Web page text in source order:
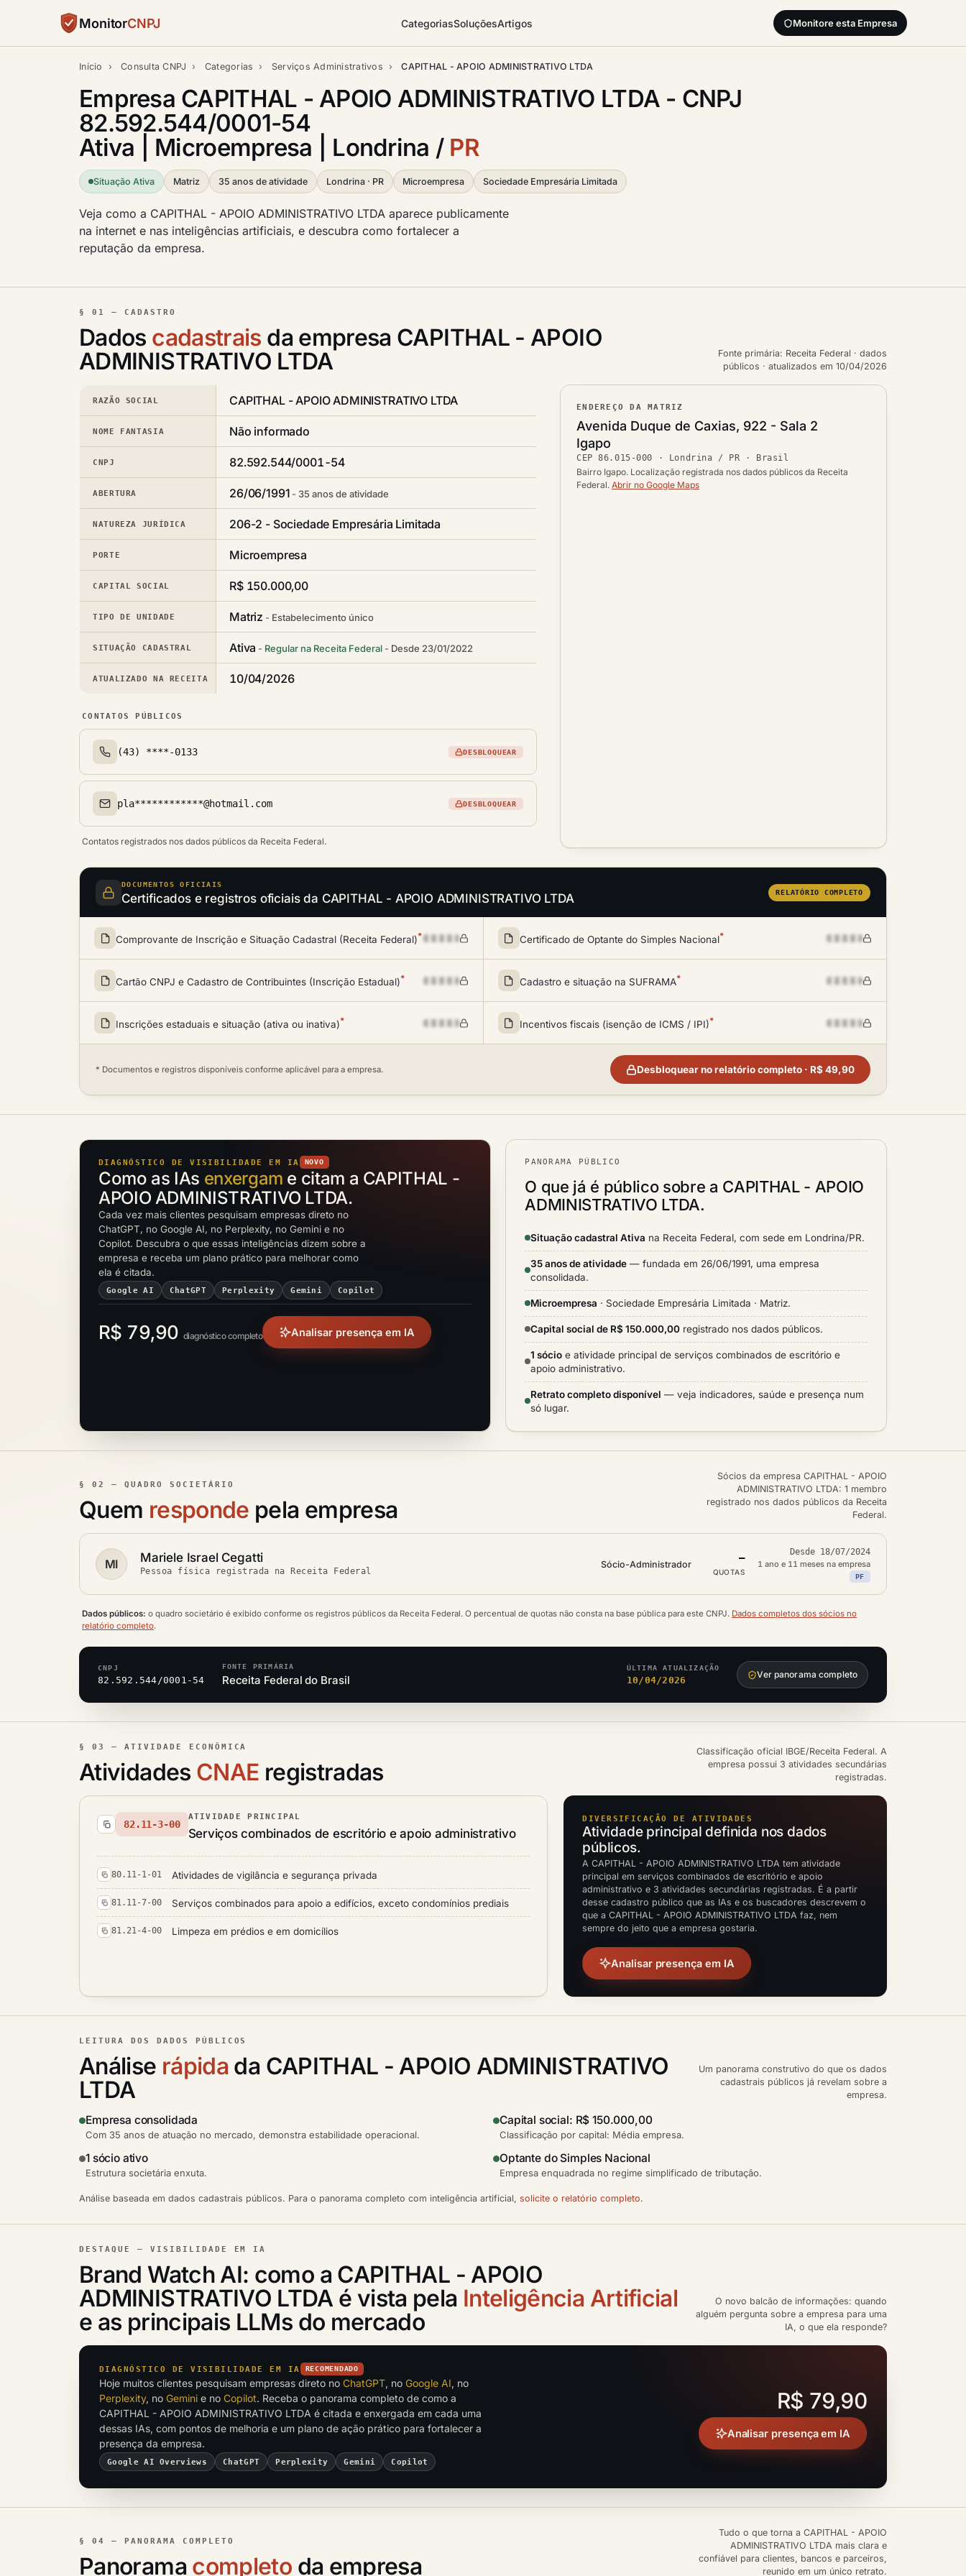
MonitorCNPJ CategoriasSoluçõesArtigos Monitore esta Empresa
Início › Consulta CNPJ › Categorias › Serviços Administrativos › CAPITHAL - APOIO ADMINISTRATIVO LTDA
Empresa CAPITHAL - APOIO ADMINISTRATIVO LTDA - CNPJ
82.592.544/0001-54
Ativa | Microempresa | Londrina / PR
Situação Ativa Matriz 35 anos de atividade Londrina · PR Microempresa Sociedade Empresária Limitada
Veja como a CAPITHAL - APOIO ADMINISTRATIVO LTDA aparece publicamente
na internet e nas inteligências artificiais, e descubra como fortalecer a
reputação da empresa.
§ 01 — CADASTRO
Dados cadastrais da empresa CAPITHAL - APOIO
ADMINISTRATIVO LTDA
Fonte primária: Receita Federal · dados
públicos · atualizados em 10/04/2026
RAZÃO SOCIAL CAPITHAL - APOIO ADMINISTRATIVO LTDA
NOME FANTASIA Não informado
CNPJ 82.592.544/0001-54
ABERTURA 26/06/1991 35 anos de atividade
NATUREZA JURÍDICA 206-2 - Sociedade Empresária Limitada
PORTE Microempresa
CAPITAL SOCIAL R$ 150.000,00
TIPO DE UNIDADE Matriz Estabelecimento único
SITUAÇÃO CADASTRAL Ativa Regular na Receita Federal Desde 23/01/2022
ATUALIZADO NA RECEITA 10/04/2026
CONTATOS PÚBLICOS
Telefone(s)
(43) ****-0133 DESBLOQUEAR
Email(s)
pla************@hotmail.com DESBLOQUEAR
Contatos registrados nos dados públicos da Receita Federal.
ENDEREÇO DA MATRIZ
Logradouro
Avenida Duque de Caxias, 922 - Sala 2
Bairro
Igapo
CEP
CEP86.015-000 ·
Cidade / UF
Londrina / PR · Brasil
Bairro Igapo. Localização registrada nos dados públicos da Receita
Federal. Abrir no Google Maps
DOCUMENTOS OFICIAIS
Certificados e registros oficiais da CAPITHAL - APOIO ADMINISTRATIVO LTDA RELATÓRIO COMPLETO
Comprovante de Inscrição e Situação Cadastral (Receita Federal)* Certificado de Optante do Simples Nacional*
Cartão CNPJ e Cadastro de Contribuintes (Inscrição Estadual)* Cadastro e situação na SUFRAMA*
Inscrições estaduais e situação (ativa ou inativa)* Incentivos fiscais (isenção de ICMS / IPI)*
* Documentos e registros disponíveis conforme aplicável para a empresa. Desbloquear no relatório completo · R$ 49,90
DIAGNÓSTICO DE VISIBILIDADE EM IA NOVO
Como as IAs enxergam e citam a CAPITHAL -
APOIO ADMINISTRATIVO LTDA.
Cada vez mais clientes pesquisam empresas direto no
ChatGPT, no Google AI, no Perplexity, no Gemini e no
Copilot. Descubra o que essas inteligências dizem sobre a
empresa e receba um plano prático para melhorar como
ela é citada.
Google AI ChatGPT Perplexity Gemini Copilot
R$ 79,90 diagnóstico completo Analisar presença em IA
PANORAMA PÚBLICO
O que já é público sobre a CAPITHAL - APOIO
ADMINISTRATIVO LTDA.
Situação cadastral Ativa na Receita Federal, com sede em Londrina/PR.
35 anos de atividade — fundada em 26/06/1991, uma empresa
consolidada.
Microempresa · Sociedade Empresária Limitada · Matriz.
Capital social de R$ 150.000,00 registrado nos dados públicos.
1 sócio e atividade principal de serviços combinados de escritório e
apoio administrativo.
Retrato completo disponível — veja indicadores, saúde e presença num
só lugar.
§ 02 — QUADRO SOCIETÁRIO
Quem responde pela empresa
Sócios da empresa CAPITHAL - APOIO
ADMINISTRATIVO LTDA: 1 membro
registrado nos dados públicos da Receita
Federal.
MI Mariele Israel Cegatti
Pessoa física registrada na Receita Federal
Sócio-Administrador
—
QUOTAS
Desde 18/07/2024
1 ano e 11 meses na empresa
PF
Dados públicos: o quadro societário é exibido conforme os registros públicos da Receita Federal. O percentual de quotas não consta na base pública para este CNPJ. Dados completos dos sócios no
relatório completo.
CNPJ
82.592.544/0001-54
FONTE PRIMÁRIA
Receita Federal do Brasil
ÚLTIMA ATUALIZAÇÃO
10/04/2026 Ver panorama completo
§ 03 — ATIVIDADE ECONÔMICA
Atividades CNAE registradas
Classificação oficial IBGE/Receita Federal. A
empresa possui 3 atividades secundárias
registradas.
82.11-3-00
ATIVIDADE PRINCIPAL
Serviços combinados de escritório e apoio administrativo
80.11-1-01 Atividades de vigilância e segurança privada
81.11-7-00 Serviços combinados para apoio a edifícios, exceto condomínios prediais
81.21-4-00 Limpeza em prédios e em domicílios
DIVERSIFICAÇÃO DE ATIVIDADES
Atividade principal definida nos dados
públicos.
A CAPITHAL - APOIO ADMINISTRATIVO LTDA tem atividade
principal em serviços combinados de escritório e apoio
administrativo e 3 atividades secundárias registradas. É a partir
desse cadastro público que as IAs e os buscadores descrevem o
que a CAPITHAL - APOIO ADMINISTRATIVO LTDA faz, nem
sempre do jeito que a empresa gostaria.
Analisar presença em IA
LEITURA DOS DADOS PÚBLICOS
Análise rápida da CAPITHAL - APOIO ADMINISTRATIVO
LTDA
Um panorama construtivo do que os dados
cadastrais públicos já revelam sobre a
empresa.
Empresa consolidada
Com 35 anos de atuação no mercado, demonstra estabilidade operacional.
Capital social: R$ 150.000,00
Classificação por capital: Média empresa.
1 sócio ativo
Estrutura societária enxuta.
Optante do Simples Nacional
Empresa enquadrada no regime simplificado de tributação.
Análise baseada em dados cadastrais públicos. Para o panorama completo com inteligência artificial, solicite o relatório completo.
DESTAQUE — VISIBILIDADE EM IA
Brand Watch AI: como a CAPITHAL - APOIO
ADMINISTRATIVO LTDA é vista pela Inteligência Artificial
e as principais LLMs do mercado
O novo balcão de informações: quando
alguém pergunta sobre a empresa para uma
IA, o que ela responde?
DIAGNÓSTICO DE VISIBILIDADE EM IA RECOMENDADO
Hoje muitos clientes pesquisam empresas direto no ChatGPT, no Google AI, no
Perplexity, no Gemini e no Copilot. Receba o panorama completo de como a
CAPITHAL - APOIO ADMINISTRATIVO LTDA é citada e enxergada em cada uma
dessas IAs, com pontos de melhoria e um plano de ação prático para fortalecer a
presença da empresa.
Google AI Overviews ChatGPT Perplexity Gemini Copilot
R$ 79,90
Analisar presença em IA
§ 04 — PANORAMA COMPLETO
Panorama completo da empresa
Tudo o que torna a CAPITHAL - APOIO
ADMINISTRATIVO LTDA mais clara e
confiável para clientes, bancos e parceiros,
reunido em um único retrato.